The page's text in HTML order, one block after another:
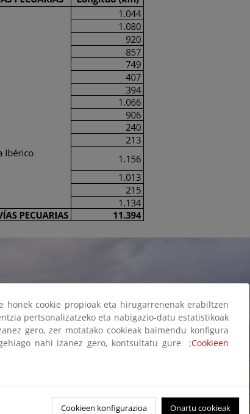
honek cookie propioak eta hirugarrenenak erabiltzen
pertsonalizatzeko eta nabigazio-datu estatistikoak
gero, zer motatako cookieak baimendu konfigura
nahi izanez gero, kontsultatu gure ;Cookieen
Cookieen konfigurazioa Onartu cookieak